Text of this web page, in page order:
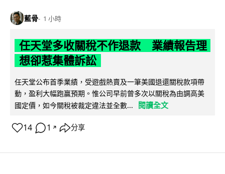
藍骨 1 小時
任天堂多收關稅不作退款 業績報告理
想卻惹集體訴訟
任天堂公布首季業績，受遊戲熱賣及一筆美國退還關稅款項帶
動，盈利大幅跑贏預期。惟公司早前曾多次以關稅為由調高美
國定價，如今關稅被裁定違法並全數...
閱讀全文
14 1 ↗ 分享